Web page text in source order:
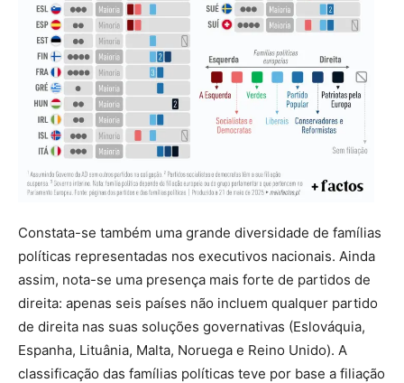
Constata-se também uma grande diversidade de famílias
políticas representadas nos executivos nacionais. Ainda
assim, nota-se uma presença mais forte de partidos de
direita: apenas seis países não incluem qualquer partido
de direita nas suas soluções governativas (Eslováquia,
Espanha, Lituânia, Malta, Noruega e Reino Unido). A
classificação das famílias políticas teve por base a filiação